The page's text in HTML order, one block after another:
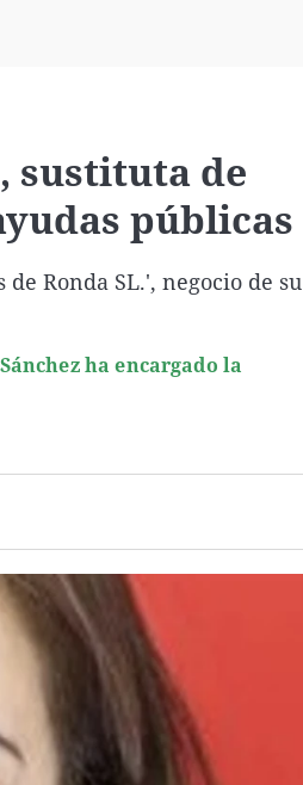
sustituta de
públicas
Ronda SL.', negocio de su
ha encargado la